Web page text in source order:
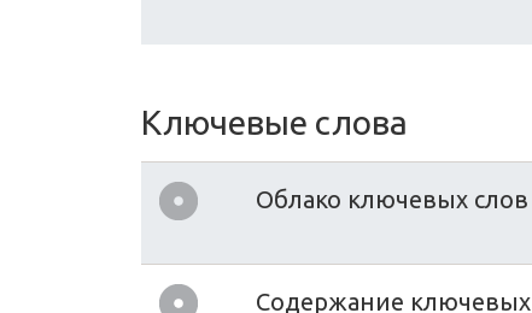
Ключевые слова
Облако ключевых слов
Содержание ключевых